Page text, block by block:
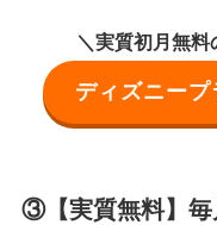
＼実質初月無料
ディズニープ
③【実質無料】毎